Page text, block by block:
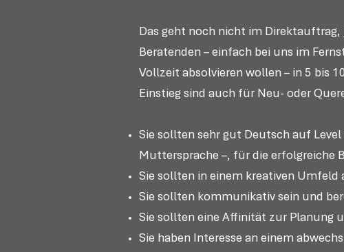
Das geht noch nicht im
Beratenden – einfach bei uns im
Vollzeit absolvieren wollen – in 5 bis
Einstieg sind auch für Neu- oder
Sie sollten sehr gut Deutsch auf
Muttersprache –, für die erfolgreiche
Sie sollten in einem kreativen Umfeld
Sie sollten kommunikativ sein und
Sie sollten eine Affinität zur Planung
Sie haben Interesse an einem